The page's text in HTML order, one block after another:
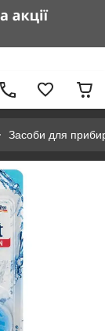
Засоби для